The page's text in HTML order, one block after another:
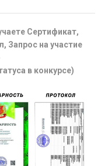
Сертификат,
Запрос на участие
в конкурсе)